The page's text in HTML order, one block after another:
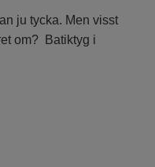
ju tycka. Men visst
om? Batiktyg i